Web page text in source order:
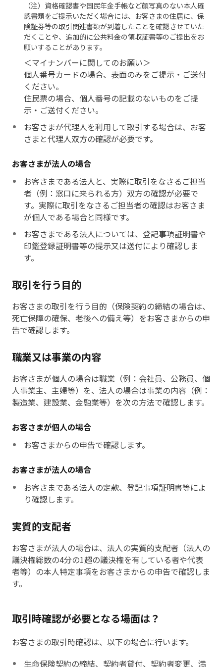
（注）資格確認書や国民年金手帳など顔写真のない本人確
認書類をご提示いただく場合には、お客さまの住居に、保
険証券等の取引関連書類が到着したことを確認させていた
だくことや、追加的に公共料金の領収証書等のご提出をお
願いすることがあります。
＜マイナンバーに関してのお願い＞
個人番号カードの場合、表面のみをご提示・ご送付
ください。
住民票の場合、個人番号の記載のないものをご提
示・ご送付ください。
お客さまが代理人を利用して取引する場合は、お客
さまと代理人双方の確認が必要です。
お客さまが法人の場合
お客さまである法人と、実際に取引をなさるご担当
者（例：窓口に来られる方）双方の確認が必要で
す。実際に取引をなさるご担当者の確認はお客さま
が個人である場合と同様です。
お客さまである法人については、登記事項証明書や
印鑑登録証明書等の提示又は送付により確認しま
す。
取引を行う目的
お客さまの取引を行う目的（保険契約の締結の場合は、
死亡保障の確保、老後への備え等）をお客さまからの申
告で確認します。
職業又は事業の内容
お客さまが個人の場合は職業（例：会社員、公務員、個
人事業主、主婦等）を、法人の場合は事業の内容（例：
製造業、建設業、金融業等）を次の方法で確認します。
お客さまが個人の場合
お客さまからの申告で確認します。
お客さまが法人の場合
お客さまである法人の定款、登記事項証明書等によ
り確認します。
実質的支配者
お客さまが法人の場合は、法人の実質的支配者（法人の
議決権総数の4分の1超の議決権を有している者や代表
者等）の本人特定事項をお客さまからの申告で確認しま
す。
取引時確認が必要となる場面は？
お客さまの取引時確認は、以下の場合に行います。
生命保険契約の締結、契約者貸付、契約者変更、満